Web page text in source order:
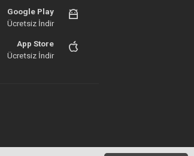
Google Play
Ücretsiz İndir
App Store
Ücretsiz İndir